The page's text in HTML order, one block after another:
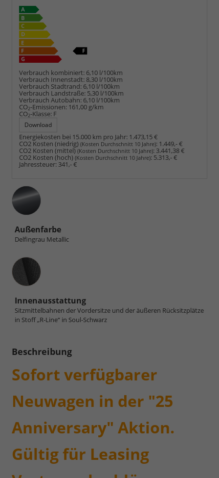
Verbrauch kombiniert: 6,10 l/100km
Verbrauch Innenstadt: 8,30 l/100km
Verbrauch Stadtrand: 6,10 l/100km
Verbrauch Landstraße: 5,30 l/100km
Verbrauch Autobahn: 6,10 l/100km
CO2-Emissionen: 161,00 g/km
CO2-Klasse: F
Download
Energiekosten bei 15.000 km pro Jahr: 1.473,15 €
CO2 Kosten (niedrig) (Kosten Durchschnitt 10 Jahre): 1.449,- €
CO2 Kosten (mittel) (Kosten Durchschnitt 10 Jahre): 3.441,38 €
CO2 Kosten (hoch) (Kosten Durchschnitt 10 Jahre): 5.313,- €
Jahressteuer: 341,- €
Außenfarbe
Delfingrau Metallic
Innenausstattung
Innenausstattung
Sitzmittelbahnen der Vordersitze und der äußeren Rücksitzplätze
in Stoff „R-Line“ in Soul-Schwarz
Beschreibung
Sofort verfügbarer
Neuwagen in der "25
Anniversary" Aktion.
Gültig für Leasing